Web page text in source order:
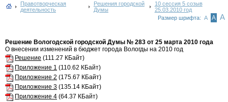
Правотворческая
деятельность
Решения городской
Думы
10 сессия 5 созыв
25.03.2010 год
Размер шрифта: А А А
Решение Вологодской городской Думы № 283 от 25 марта 2010 года
О внесении изменений в бюджет города Вологды на 2010 год
Решение (111.27 КБайт)
Приложение 1 (110.62 КБайт)
Приложение 2 (175.67 КБайт)
Приложение 3 (135.14 КБайт)
Приложение 4 (64.37 КБайт)